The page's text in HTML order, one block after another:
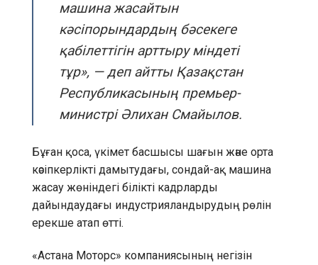
машина жасайтын
кәсіпорындардың бәсекеге
қабілеттігін арттыру міндеті
тұр», — деп айтты Қазақстан
Республикасының премьер-
министрі Әлихан Смайылов.
Бұған қоса, үкімет басшысы шағын және орта
кәсіпкерлікті дамытудағы, сондай-ақ машина
жасау жөніндегі білікті кадрларды
дайындаудағы индустрияландырудың рөлін
ерекше атап өтті.
«Астана Моторс» компаниясының негізін